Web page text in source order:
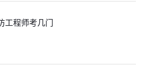
工程师考几门